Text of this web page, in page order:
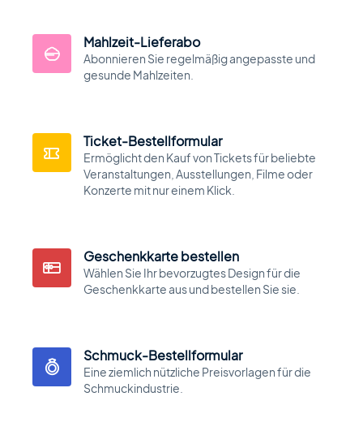
HomePress
Immobilien-WordPress-Theme
Splash
Sportverein-WordPress-Theme
Mahlzeit-Lieferabo
Abonnieren Sie regelmäßig angepasste und
gesunde Mahlzeiten.
Ticket-Bestellformular
Ermöglicht den Kauf von Tickets für beliebte
Veranstaltungen, Ausstellungen, Filme oder
Konzerte mit nur einem Klick.
Geschenkkarte bestellen
Wählen Sie Ihr bevorzugtes Design für die
Geschenkkarte aus und bestellen Sie sie.
Schmuck-Bestellformular
Eine ziemlich nützliche Preisvorlagen für die
Schmuckindustrie.